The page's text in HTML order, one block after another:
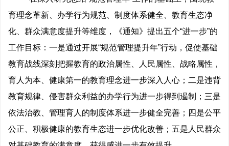
育理念革新、办学行为规范、制度体系健全、教育生态净
化、群众满意度提升等维度，《通知》提出五个“进一步”的
工作目标：一是通过开展“规范管理提升年”行动，促使基础
教育战线深刻把握教育的政治属性、人民属性、战略属性，
育人为本、健康第一的教育理念进一步深入人心；二是违背
教育规律、侵害群众利益的办学行为进一步得到遏制；三是
依法治教、管理育人的制度体系进一步健全完善；四是公平
公正、积极健康的教育生态进一步优化改善；五是人民群众